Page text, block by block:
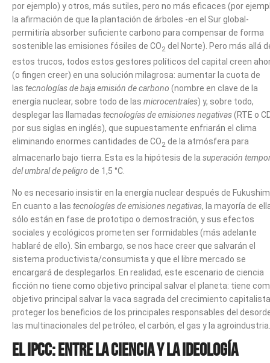
por ejemplo) y otros, más sutiles, pero no más eficaces (por
la afirmación de que la plantación de árboles -en el Sur global-
permitiría absorber suficiente carbono para compensar de forma
sostenible las emisiones fósiles de CO2 del Norte). Pero más allá
estos trucos, todos estos gestores políticos del capital creen
(o fingen creer) en una solución milagrosa: aumentar la cuota de
las tecnologías de baja emisión de carbono (nombre en clave de la
energía nuclear, sobre todo de las microcentrales) y, sobre todo,
desplegar las llamadas tecnologías de emisiones negativas(RTE o
por sus siglas en inglés), que supuestamente enfriarán el clima
eliminando enormes cantidades de CO2 de la atmósfera para
almacenarlo bajo tierra. Esta es la hipótesis de la superación
del umbral de peligro de 1,5 °C.
No es necesario insistir en la energía nuclear después de
En cuanto a las tecnologías de emisiones negativas, la mayoría de
sólo están en fase de prototipo o demostración, y sus efectos
sociales y ecológicos prometen ser formidables (más adelante
hablaré de ello). Sin embargo, se nos hace creer que salvarán el
sistema productivista/consumista y que el libre mercado se
encargará de desplegarlos. En realidad, este escenario de ciencia
ficción no tiene como objetivo principal salvar el planeta: tiene
objetivo principal salvar la vaca sagrada del crecimiento
proteger los beneficios de los principales responsables del
las multinacionales del petróleo, el carbón, el gas y la agroindustria.
El IPCC: entre la ciencia y la ideología